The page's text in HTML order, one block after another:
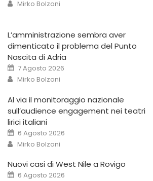
Mirko Bolzoni
L’amministrazione sembra aver
dimenticato il problema del Punto
Nascita di Adria
7 Agosto 2026
Mirko Bolzoni
Al via il monitoraggio nazionale
sull’audience engagement nei teatri
lirici italiani
6 Agosto 2026
Mirko Bolzoni
Nuovi casi di West Nile a Rovigo
6 Agosto 2026